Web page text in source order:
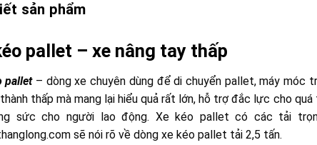
sản phẩm
pallet – xe nâng tay thấp
pallet– dòng xe chuyên dùng để di chuyển pallet, máy móc
thấp mà mang lại hiểu quả rất lớn, hỗ trợ đắc lực cho
sức cho người lao động. Xe kéo pallet có các tải
sẽ nói rõ về dòng xe kéo pallet tải 2,5 tấn.